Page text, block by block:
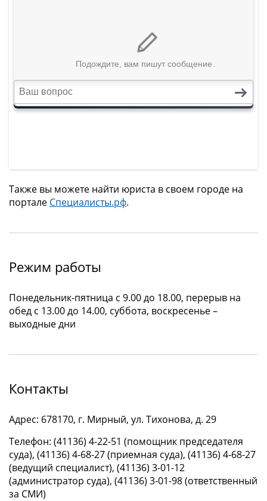
Также вы можете найти юриста в своем городе на
портале Специалисты.рф.
Режим работы
Понедельник-пятница с 9.00 до 18.00, перерыв на
обед с 13.00 до 14.00, суббота, воскресенье –
выходные дни
Контакты
Адрес: 678170, г. Мирный, ул. Тихонова, д. 29
Телефон: (41136) 4-22-51 (помощник председателя
суда), (41136) 4-68-27 (приемная суда), (41136) 4-68-27
(ведущий специалист), (41136) 3-01-12
(администратор суда), (41136) 3-01-98 (ответственный
за СМИ)